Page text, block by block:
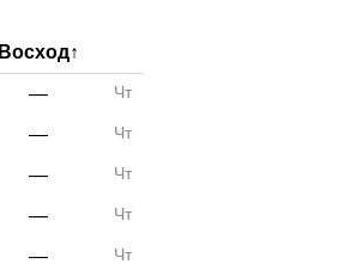
Восход↑
— Чт
— Чт
— Чт
— Чт
— Чт